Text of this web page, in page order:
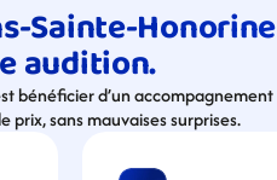
Sainte-Honorine
audition.
bénéficier d’un accompagnement
prix, sans mauvaises surprises.